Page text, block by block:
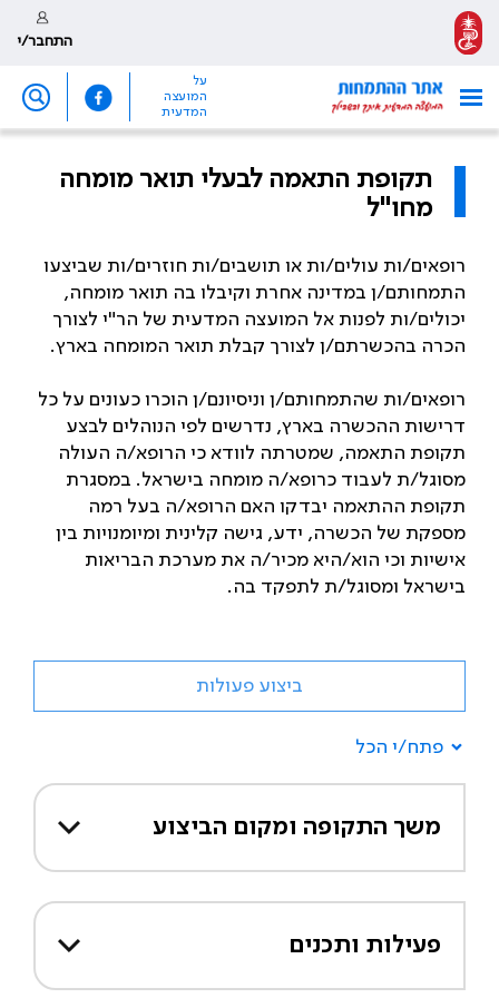
התחבר/י
על
המועצה
המדעית
תקופת התאמה לבעלי תואר מומחה
מחו"ל
רופאים/ות עולים/ות או תושבים/ות חוזרים/ות שביצעו
התמחותם/ן במדינה אחרת וקיבלו בה תואר מומחה,
יכולים/ות לפנות אל המועצה המדעית של הר"י לצורך
הכרה בהכשרתם/ן לצורך קבלת תואר המומחה בארץ.
רופאים/ות שהתמחותם/ן וניסיונם/ן הוכרו כעונים על כל
דרישות ההכשרה בארץ, נדרשים לפי הנוהלים לבצע
תקופת התאמה, שמטרתה לוודא כי הרופא/ה העולה
מסוגל/ת לעבוד כרופא/ה מומחה בישראל. במסגרת
תקופת ההתאמה יבדקו האם הרופא/ה בעל רמה
מספקת של הכשרה, ידע, גישה קלינית ומיומנויות בין
אישיות וכי הוא/היא מכיר/ה את מערכת הבריאות
בישראל ומסוגל/ת לתפקד בה.
ביצוע פעולות
פתח/י הכל
משך התקופה ומקום הביצוע
פעילות ותכנים